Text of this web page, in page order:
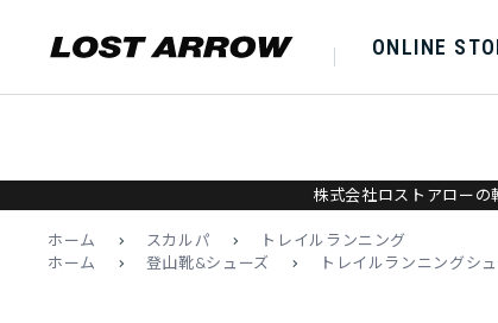
ONLINE
株式会社ロストアローの
ホーム > スカルパ >
トレイルランニング
ホーム
> 登山靴&シューズ > トレイルランニングシ